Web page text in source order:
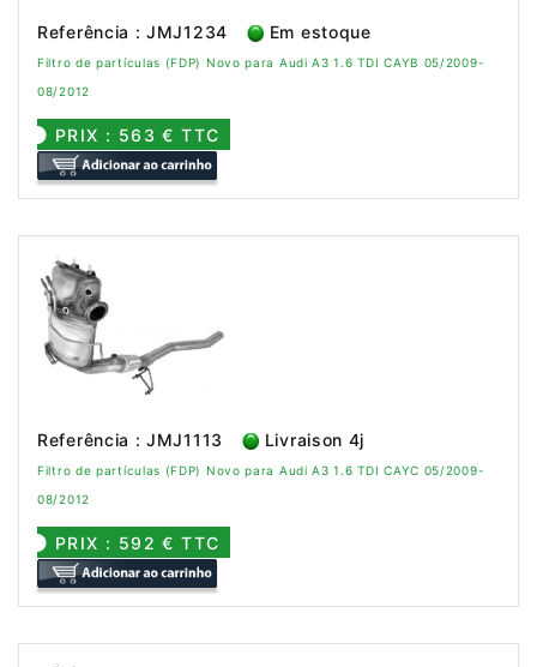
Referência : JMJ1234 Em estoque
Filtro de partículas (FDP) Novo para Audi A3 1.6 TDI CAYB 05/2009-
08/2012
PRIX : 563 € TTC
Referência : JMJ1113 Livraison 4j
Filtro de partículas (FDP) Novo para Audi A3 1.6 TDI CAYC 05/2009-
08/2012
PRIX : 592 € TTC